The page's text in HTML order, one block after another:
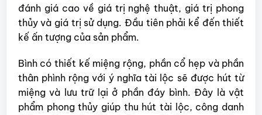
đánh giá cao về giá trị nghệ thuật, giá trị phong
thủy và giá trị sử dụng. Đầu tiên phải kể đến thiết
kế ấn tượng của sản phẩm.
Bình có thiết kế miệng rộng, phần cổ hẹp và phần
thân phình rộng với ý nghĩa tài lộc sẽ được hút từ
miệng và lưu trữ lại ở phần đáy bình. Đây là vật
phẩm phong thủy giúp thu hút tài lộc, công danh